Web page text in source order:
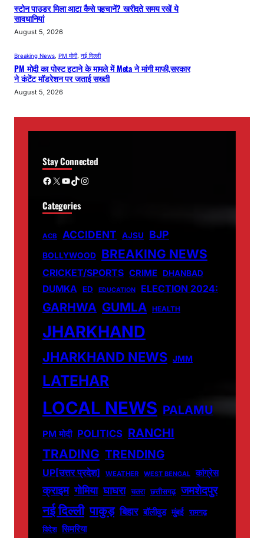
स्टोन पाउडर मिला आटा कैसे पहचानें? खरीदते समय रखें ये
सावधानियां
August 5, 2026
Breaking News PM मोदी, नई दिल्ली
PM मोदी का पोस्ट हटाने के मामले में Meta ने मांगी माफी,सरकार
ने कंटेंट मॉडरेशन पर जताई सख्ती
August 5, 2026
Stay Connected
Facebook X YouTube TikTok Instagram
Categories
ACB ACCIDENT AJSU BJP
BOLLYWOOD BREAKING NEWS
CRICKET/SPORTS CRIME DHANBAD
DUMKA ED EDUCATION ELECTION 2024:
GARHWA GUMLA HEALTH
JHARKHAND
JHARKHAND NEWS JMM
LATEHAR
LOCAL NEWS PALAMU
PM मोदी POLITICS RANCHI
TRADING TRENDING
UP[उत्तर प्रदेश] WEATHER WEST BENGAL कांग्रेस
क्राइम गोमिया घाघरा चतरा छत्तीसगढ़ जमशेदपुर
नई दिल्ली पाकुड़ बिहार बॉलीवुड मुंबई रामगढ़
विदेश सिमरिया